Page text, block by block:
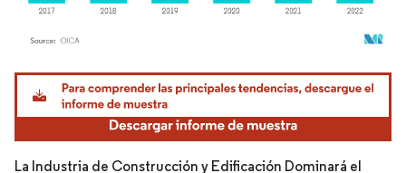
Imagen © Mordor Intelligence. El uso requiere atribución según CC BY 4.0.
La Industria de Construcción y Edificación Dominará el